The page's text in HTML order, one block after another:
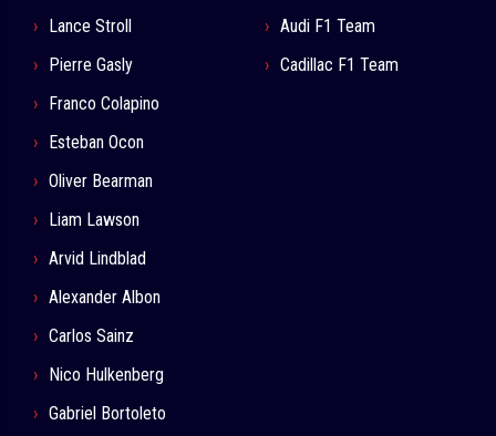
Lance Stroll
Pierre Gasly
Franco Colapino
Esteban Ocon
Oliver Bearman
Liam Lawson
Arvid Lindblad
Alexander Albon
Carlos Sainz
Nico Hulkenberg
Gabriel Bortoleto
Audi F1 Team
Cadillac F1 Team